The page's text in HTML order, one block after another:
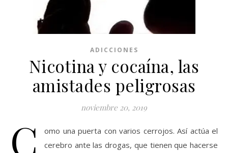
ADICCIONES
Nicotina y cocaína, las
amistades peligrosas
noviembre 20, 2019
C
omo una puerta con varios cerrojos. Así actúa el
cerebro ante las drogas, que tienen que hacerse